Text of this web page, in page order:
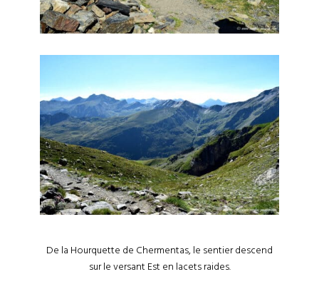
De la Hourquette de Chermentas, le sentier descend
sur le versant Est en lacets raides.